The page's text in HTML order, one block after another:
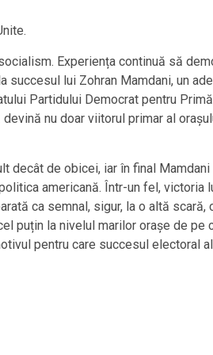
Experiența continuă să
succesul lui Zohran Mamdani, un
Partidului Democrat pentru
nu doar viitorul primar al
decât de obicei, iar în final
americană. Într-un fel, victoria
ca semnal, sigur, la o altă scară,
puțin la nivelul marilor orașe de pe
pentru care succesul electoral